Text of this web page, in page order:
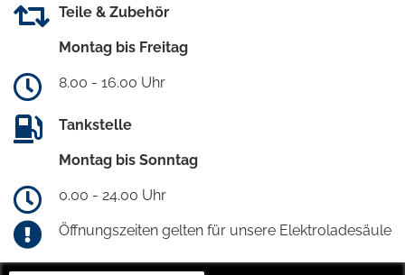
Teile & Zubehör
Montag bis Freitag
8.00 - 16.00 Uhr
Tankstelle
Montag bis Sonntag
0.00 - 24.00 Uhr
Öffnungszeiten gelten für unsere Elektroladesäule